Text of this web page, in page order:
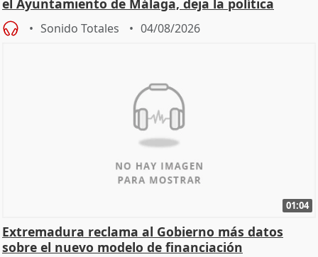
Sonido Totales 04/08/2026
01:04
Extremadura reclama al Gobierno más datos
sobre el nuevo modelo de financiación